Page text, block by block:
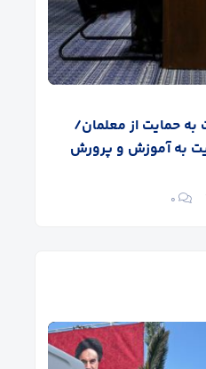
حمایت از معلمان/
به آموزش و پرورش
۰